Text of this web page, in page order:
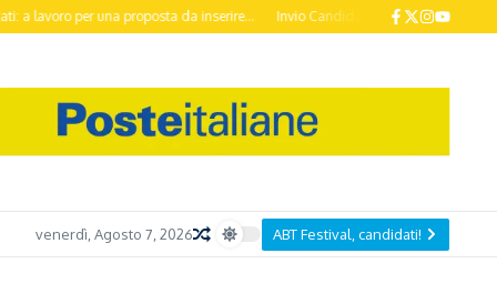
una proposta da inserire... Invio Candidature ABT Festival 2026 entro il 20
venerdì, Agosto 7, 2026 ABT Festival, candidati!